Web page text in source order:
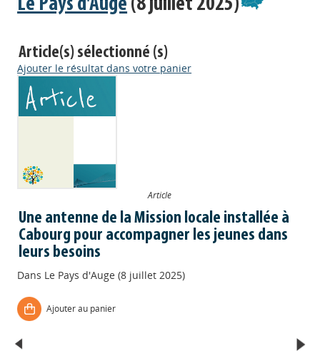
Le Pays d'Auge (8 juillet 2025)
Article(s) sélectionné (s)
Ajouter le résultat dans votre panier
Article
Une antenne de la Mission locale installée à
Cabourg pour accompagner les jeunes dans
leurs besoins
Dans Le Pays d'Auge (8 juillet 2025)
Ajouter au panier